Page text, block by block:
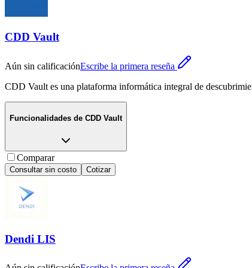
CDD Vault
Aún sin calificaciónEscribe la primera reseña
CDD Vault es una plataforma informática integral de
Funcionalidades de CDD Vault
Comparar
Consultar sin costo Cotizar
Dendi LIS